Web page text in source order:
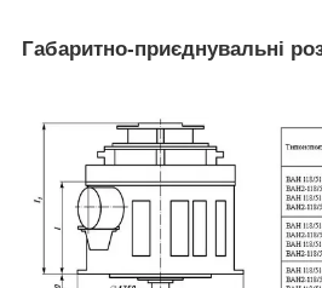
Габаритно-приєднувальні